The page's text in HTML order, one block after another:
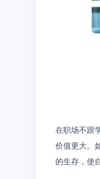
在职场不跟
价值更大。
的生存，使